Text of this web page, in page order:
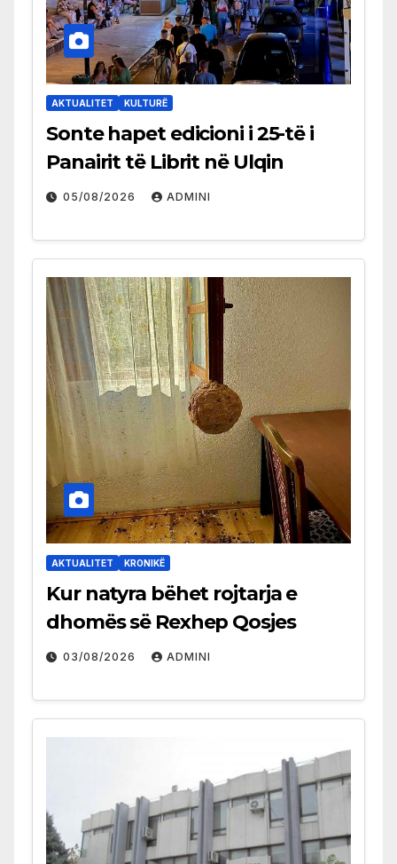
AKTUALITET KULTURË
Sonte hapet edicioni i 25-të i
Panairit të Librit në Ulqin
05/08/2026 ADMINI
AKTUALITET KRONIKË
Kur natyra bëhet rojtarja e
dhomës së Rexhep Qosjes
03/08/2026 ADMINI